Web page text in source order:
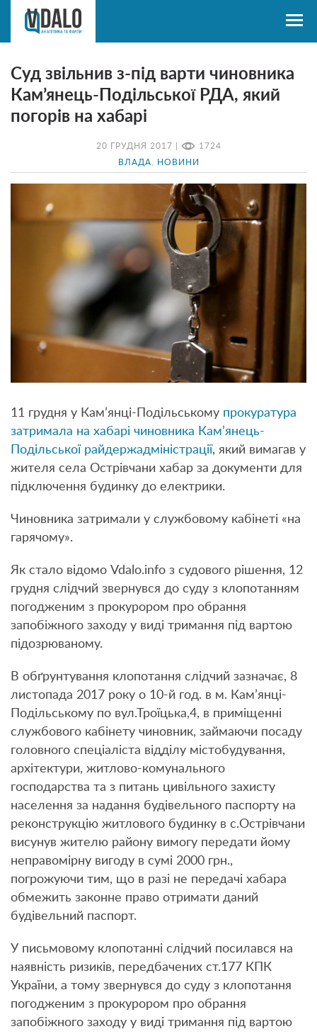
20 ГРУДНЯ 2017 | 1724
ВЛАДА НОВИНИ
Суд звільнив з-під варти чиновника
Кам’янець-Подільської РДА, який
погорів на хабарі
11 грудня у Кам’янці-Подільському прокуратура
затримала на хабарі чиновника Кам’янець-
Подільської райдержадміністрації, який вимагав у
жителя села Острівчани хабар за документи для
підключення будинку до електрики.
Чиновника затримали у службовому кабінеті «на
гарячому».
Як стало відомо Vdalo.info з судового рішення, 12
грудня слідчий звернувся до суду з клопотанням
погодженим з прокурором про обрання
запобіжного заходу у виді тримання під вартою
підозрюваному.
В обґрунтування клопотання слідчий зазначає, 8
листопада 2017 року о 10-й год. в м. Кам’янці-
Подільському по вул.Троїцька,4, в приміщенні
службового кабінету чиновник, займаючи посаду
головного спеціаліста відділу містобудування,
архітектури, житлово-комунального
господарства та з питань цивільного захисту
населення за надання будівельного паспорту на
реконструкцію житлового будинку в с.Острівчани
висунув жителю району вимогу передати йому
неправомірну вигоду в сумі 2000 грн.,
погрожуючи тим, що в разі не передачі хабара
обмежить законне право отримати даний
будівельний паспорт.
У письмовому клопотанні слідчий посилався на
наявність ризиків, передбачених ст.177 КПК
України, а тому звернувся до суду з клопотання
погодженим з прокурором про обрання
запобіжного заходу у виді тримання під вартою